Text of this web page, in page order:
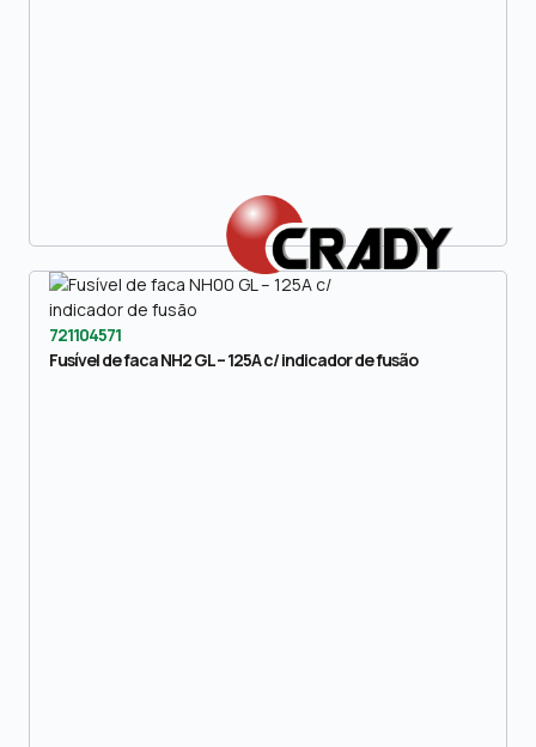
721104571
Fusível de faca NH2 GL – 125A c/ indicador de fusão